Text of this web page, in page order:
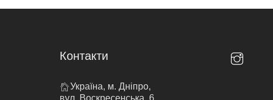
Контакти
Україна, м. Дніпро,